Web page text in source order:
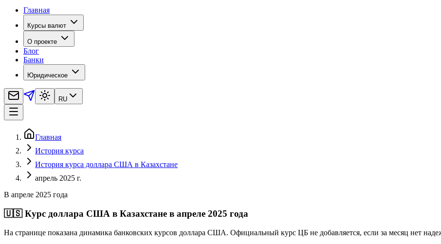
Главная
Курсы валют
О проекте
Блог
Банки
Юридическое
RU
Главная
История курса
История курса доллара США в Казахстане
апрель 2025 г.
В апреле 2025 года
🇺🇸 Курс доллара США в Казахстане в апреле 2025 года
На странице показана динамика банковских курсов доллара США. Официальный курс ЦБ не добавляется, если за месяц нет